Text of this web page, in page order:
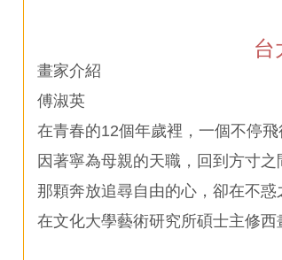
台
畫家介紹
傅淑英
在青春的12個年歲裡，一個不停飛
因著寧為母親的天職，回到方寸
那顆奔放追尋自由的心，卻在不
在文化大學藝術研究所碩士主修